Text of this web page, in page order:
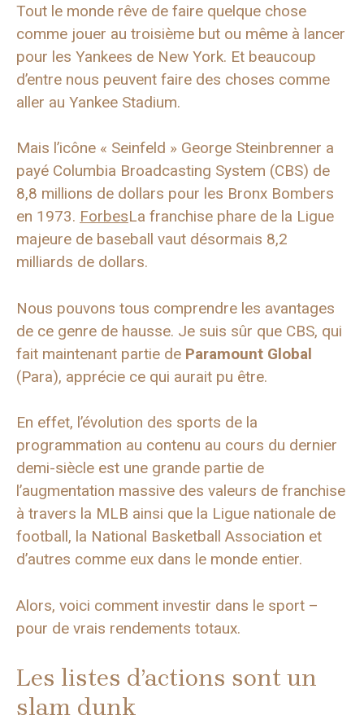
Tout le monde rêve de faire quelque chose
comme jouer au troisième but ou même à lancer
pour les Yankees de New York. Et beaucoup
d’entre nous peuvent faire des choses comme
aller au Yankee Stadium.
Mais l’icône « Seinfeld » George Steinbrenner a
payé Columbia Broadcasting System (CBS) de
8,8 millions de dollars pour les Bronx Bombers
en 1973. ForbesLa franchise phare de la Ligue
majeure de baseball vaut désormais 8,2
milliards de dollars.
Nous pouvons tous comprendre les avantages
de ce genre de hausse. Je suis sûr que CBS, qui
fait maintenant partie de Paramount Global
(Para), apprécie ce qui aurait pu être.
En effet, l’évolution des sports de la
programmation au contenu au cours du dernier
demi-siècle est une grande partie de
l’augmentation massive des valeurs de franchise
à travers la MLB ainsi que la Ligue nationale de
football, la National Basketball Association et
d’autres comme eux dans le monde entier.
Alors, voici comment investir dans le sport –
pour de vrais rendements totaux.
Les listes d’actions sont un
slam dunk